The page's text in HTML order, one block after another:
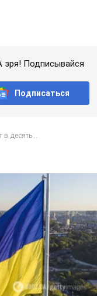
зря! Подписывайся
Подписаться
в десять...